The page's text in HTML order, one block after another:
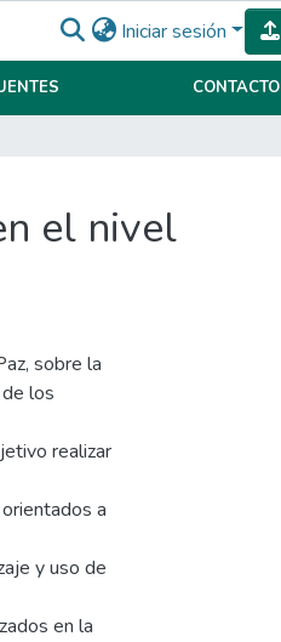
Iniciar sesión
CONTACTO
el nivel
sobre la
los
realizar
a
y uso de
en la